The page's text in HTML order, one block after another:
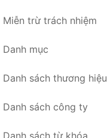
Miễn trừ trách nhiệm
Danh mục
Danh sách thương hiệu
Danh sách công ty
Danh sách từ khóa